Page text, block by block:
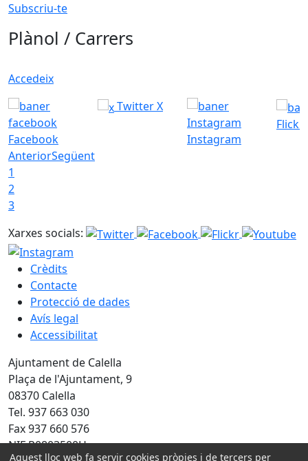
Subscriu-te
Plànol / Carrers
Accedeix
Facebook
Twitter X
Instagram
Flickr
AnteriorSegüent
1
2
3
Xarxes socials:
Crèdits
Contacte
Protecció de dades
Avís legal
Accessibilitat
Ajuntament de Calella
Plaça de l'Ajuntament, 9
08370 Calella
Tel. 937 663 030
Fax 937 660 576
NIF P0803500H
Aquest lloc web fa servir cookies pròpies i de tercers per